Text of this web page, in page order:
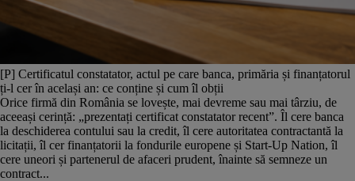
[P] Certificatul constatator, actul pe care banca, primăria și finanțatorul
ți-l cer în același an: ce conține și cum îl obții
Orice firmă din România se lovește, mai devreme sau mai târziu, de
aceeași cerință: „prezentați certificat constatator recent”. Îl cere banca
la deschiderea contului sau la credit, îl cere autoritatea contractantă la
licitații, îl cer finanțatorii la fondurile europene și Start-Up Nation, îl
cere uneori și partenerul de afaceri prudent, înainte să semneze un
contract...